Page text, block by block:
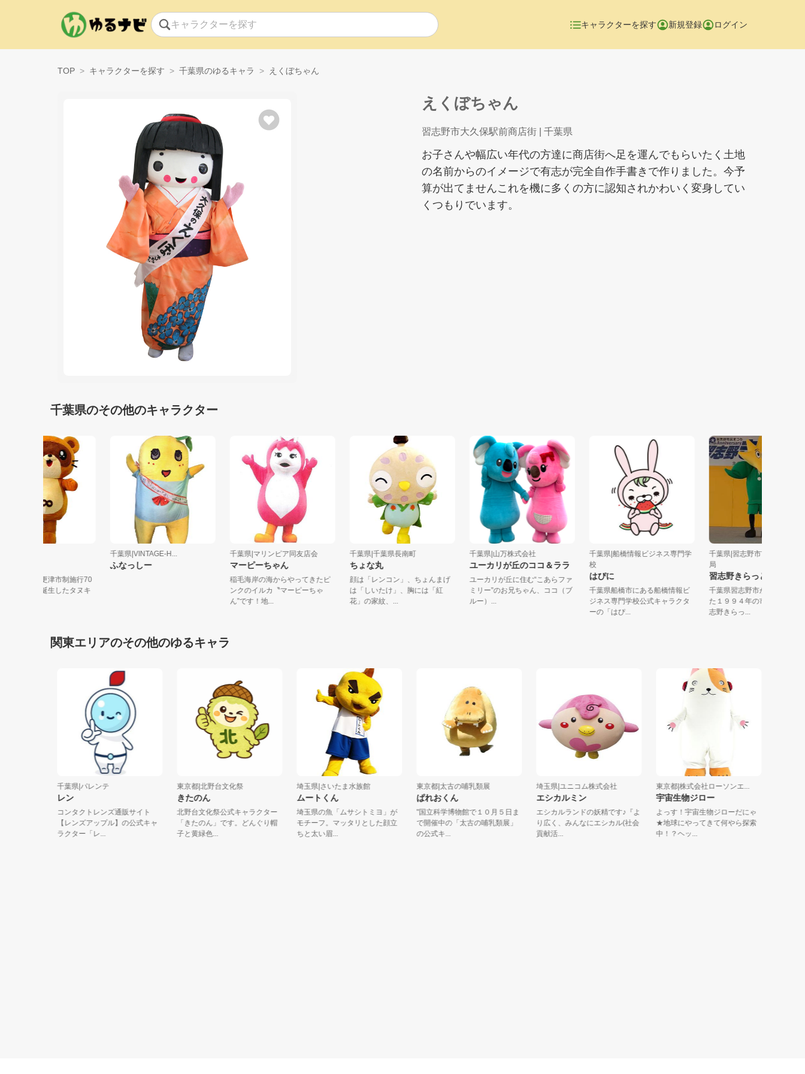
キャラクターを探す 新規登録 ログイン
TOP キャラクターを探す 千葉県のゆるキャラ えくぼちゃん
えくぼちゃん
習志野市大久保駅前商店街 | 千葉県
お子さんや幅広い年代の方達に商店街へ足を運んでもらいたく土地
の名前からのイメージで有志が完全自作手書きで作りました。今予
算が出てませんこれを機に多くの方に認知されかわいく変身してい
くつもりでいます。
千葉県のその他のキャラクター
きさポンは木更津市制施行70
周年を記念して誕生したタヌキ
千葉県|VINTAGE-H...
ふなっしー
千葉県|マリンピア同友店会
マーピーちゃん
稲毛海岸の海からやってきたピ
ンクのイルカ〝マーピーちゃ
ん”です！地...
千葉県|千葉県長南町
ちょな丸
顔は「レンコン」、ちょんまげ
は「しいたけ」、胸には「紅
花」の家紋、...
千葉県|山万株式会社
ユーカリが丘のココ＆ララ
ユーカリが丘に住む“こあらファ
ミリー”のお兄ちゃん、ココ（ブ
ルー）...
千葉県|船橋情報ビジネス専門学
はぴに
千葉県船橋市にある船橋情報ビ
ジネス専門学校公式キャラクタ
ーの「はぴ...
千葉県|習志野市市民ま
習志野きらっと君
千葉県習志野市が４０年
た１９９４年の市民まつ
志野きらっ...
関東エリアのその他のゆるキャラ
千葉県|パレンテ
レン
コンタクトレンズ通販サイト
【レンズアップル】の公式キャ
ラクター「レ...
東京都|北野台文化祭
きたのん
北野台文化祭公式キャラクター
「きたのん」です。どんぐり帽
子と黄緑色...
埼玉県|さいたま水族館
ムートくん
埼玉県の魚「ムサシトミヨ」が
モチーフ。マッタリとした顔立
ちと太い眉...
東京都|太古の哺乳類展
ぱれおくん
"国立科学博物館で１０月５日ま
で開催中の「太古の哺乳類展」
の公式キ...
埼玉県|ユニコム株式会社
エシカルミン
エシカルランドの妖精です♪『よ
り広く、みんなにエシカル(社会
貢献活...
東京都|株式会社ローソンエ...
宇宙生物ジロー
よっす！宇宙生物ジローだにゃ
★地球にやってきて何やら探索
中！？ヘッ...